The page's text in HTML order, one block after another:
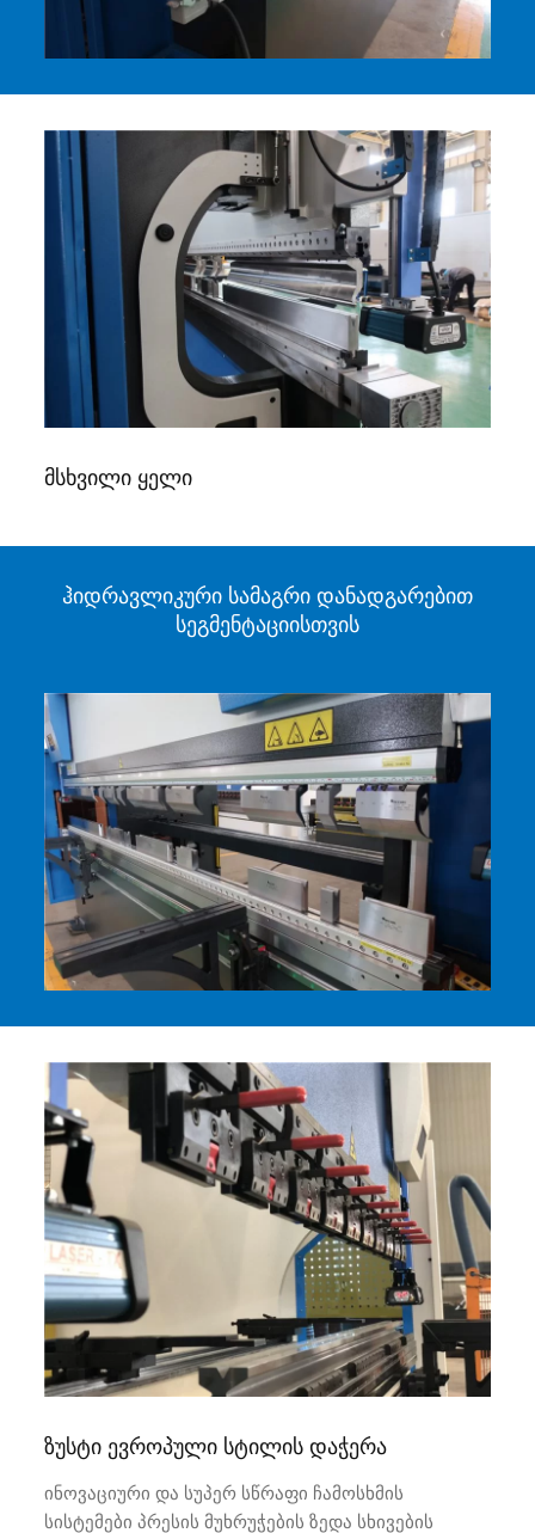
მსხვილი ყელი
ჰიდრავლიკური სამაგრი დანადგარებით
სეგმენტაციისთვის
ზუსტი ევროპული სტილის დაჭერა
ინოვაციური და სუპერ სწრაფი ჩამოსხმის
სისტემები პრესის მუხრუჭების ზედა სხივების